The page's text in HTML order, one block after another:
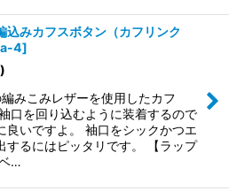
込みカフスボタン（カフリンク
4]
みこみレザーを使用したカフ
口を回り込むように装着するので
良いですよ。 袖口をシックかつエ
するにはピッタリです。 【ラップ
…